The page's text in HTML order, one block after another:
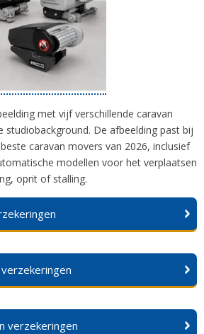
met vijf verschillende caravan
studiobackground. De afbeelding past bij
caravan movers van 2026, inclusief
modellen voor het verplaatsen
oprit of stalling.
verzekeringen